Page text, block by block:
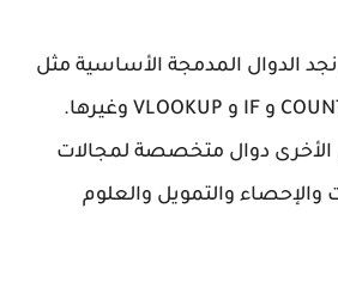
الدوال المدمجة الأساسية مثل
SUM و AVERAGE و COUNT و IF و VLOOKUP وغيرها.
دوال متخصصة لمجالات
والإحصاء والتمويل والعلوم